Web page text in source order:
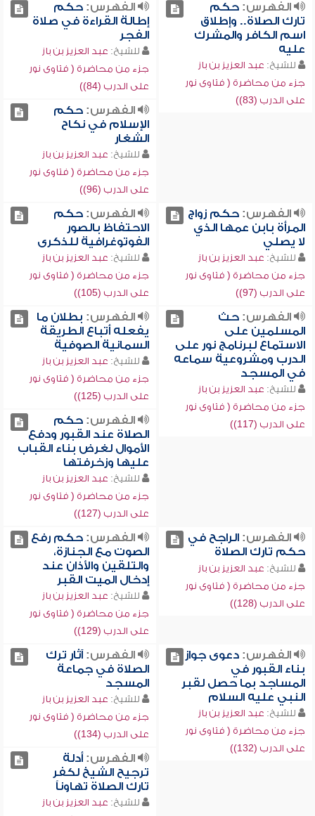
الفهرس:حكم
تارك الصلاة.. وإطلاق
اسم الكافر والمشرك
عليه
للشيخ: عبد العزيز بن باز
جزء من محاضرة ( فتاوى نور
على الدرب (83))
الفهرس:حكم
إطالة القراءة في صلاة
الفجر
للشيخ: عبد العزيز بن باز
جزء من محاضرة ( فتاوى نور
على الدرب (84))
الفهرس:حكم
الإسلام في نكاح
الشغار
للشيخ: عبد العزيز بن باز
جزء من محاضرة ( فتاوى نور
على الدرب (96))
الفهرس:حكم زواج
المرأة بابن عمها الذي
لا يصلي
للشيخ: عبد العزيز بن باز
جزء من محاضرة ( فتاوى نور
على الدرب (97))
الفهرس:حكم
الاحتفاظ بالصور
الفوتوغرافية للذكرى
للشيخ: عبد العزيز بن باز
جزء من محاضرة ( فتاوى نور
على الدرب (105))
الفهرس:حث
المسلمين على
الاستماع لبرنامج نور على
الدرب ومشروعية سماعه
في المسجد
للشيخ: عبد العزيز بن باز
جزء من محاضرة ( فتاوى نور
على الدرب (117))
الفهرس: بطلان ما
يفعله أتباع الطريقة
السمانية الصوفية
للشيخ: عبد العزيز بن باز
جزء من محاضرة ( فتاوى نور
على الدرب (125))
الفهرس:حكم
الصلاة عند القبور ودفع
الأموال لغرض بناء القباب
عليها وزخرفتها
للشيخ: عبد العزيز بن باز
جزء من محاضرة ( فتاوى نور
على الدرب (127))
الفهرس:الراجح في
حكم تارك الصلاة
للشيخ: عبد العزيز بن باز
جزء من محاضرة ( فتاوى نور
على الدرب (128))
الفهرس:حكم رفع
الصوت مع الجنازة،
والتلقين والأذان عند
إدخال الميت القبر
للشيخ: عبد العزيز بن باز
جزء من محاضرة ( فتاوى نور
على الدرب (129))
الفهرس:دعوى جواز
بناء القبور في
المساجد بما حصل لقبر
النبي عليه السلام
للشيخ: عبد العزيز بن باز
جزء من محاضرة ( فتاوى نور
على الدرب (132))
الفهرس:آثار ترك
الصلاة في جماعة
المسجد
للشيخ: عبد العزيز بن باز
جزء من محاضرة ( فتاوى نور
على الدرب (134))
الفهرس:أدلة
ترجيح الشيخ لكفر
تارك الصلاة تهاوناً
للشيخ: عبد العزيز بن باز